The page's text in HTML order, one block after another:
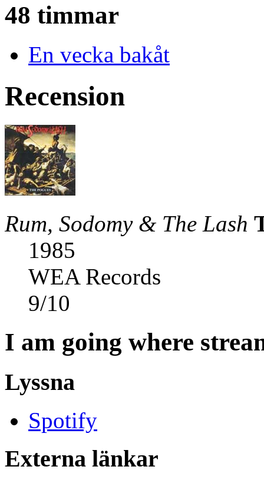
48 timmar
En vecka bakåt
Recension
Rum, Sodomy & The Lash
1985
WEA Records
9/10
I am going where
Lyssna
Spotify
Externa länkar